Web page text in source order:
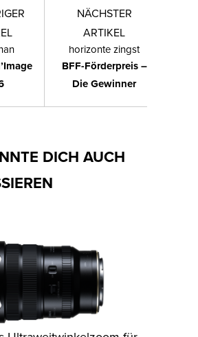
NÄCHSTER
ARTIKEL
horizonte zingst
BFF-Förderpreis –
Die Gewinner
DICH AUCH